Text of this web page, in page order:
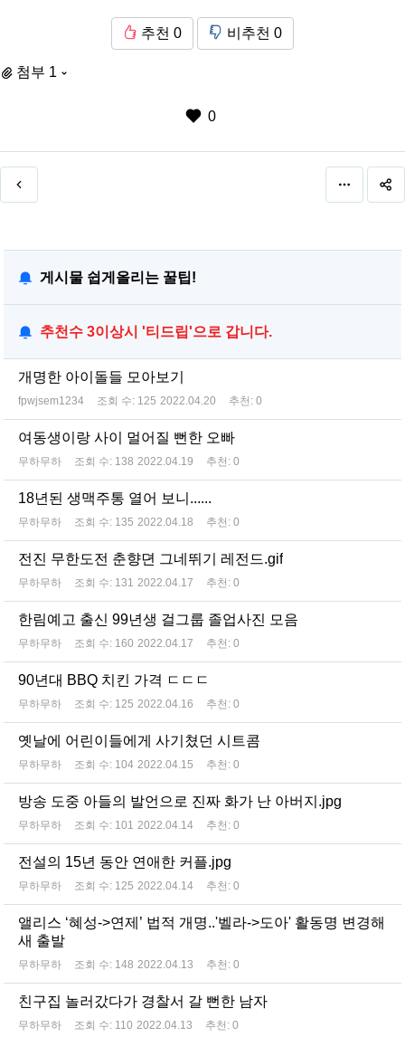
추천 0 비추천 0
첨부 1
0
게시물 쉽게올리는 꿀팁!
추천수 3이상시 '티드립'으로 갑니다.
개명한 아이돌들 모아보기
fpwjsem1234 조회 수: 125 2022.04.20 추천: 0
여동생이랑 사이 멀어질 뻔한 오빠
무하무하 조회 수: 138 2022.04.19 추천: 0
18년된 생맥주통 열어 보니......
무하무하 조회 수: 135 2022.04.18 추천: 0
전진 무한도전 춘향뎐 그네뛰기 레전드.gif
무하무하 조회 수: 131 2022.04.17 추천: 0
한림예고 출신 99년생 걸그룹 졸업사진 모음
무하무하 조회 수: 160 2022.04.17 추천: 0
90년대 BBQ 치킨 가격 ㄷㄷㄷ
무하무하 조회 수: 125 2022.04.16 추천: 0
옛날에 어린이들에게 사기쳤던 시트콤
무하무하 조회 수: 104 2022.04.15 추천: 0
방송 도중 아들의 발언으로 진짜 화가 난 아버지.jpg
무하무하 조회 수: 101 2022.04.14 추천: 0
전설의 15년 동안 연애한 커플.jpg
무하무하 조회 수: 125 2022.04.14 추천: 0
앨리스 ‘혜성->연제’ 법적 개명..'벨라->도아' 활동명 변경해
새 출발
무하무하 조회 수: 148 2022.04.13 추천: 0
친구집 놀러갔다가 경찰서 갈 뻔한 남자
무하무하 조회 수: 110 2022.04.13 추천: 0